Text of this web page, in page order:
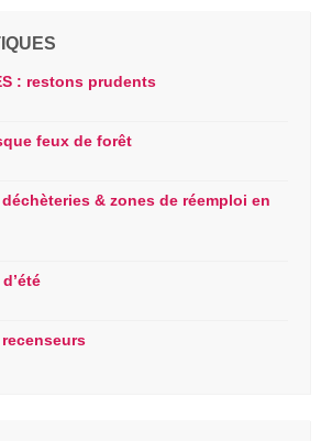
: restons prudents
feux de forêt
& zones de réemploi en